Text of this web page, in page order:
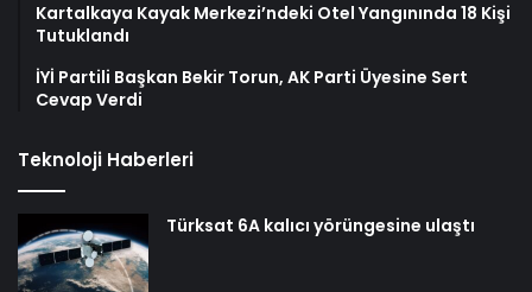
Kartalkaya Kayak Merkezi’ndeki Otel Yangınında 18 Kişi
Tutuklandı
İYİ Partili Başkan Bekir Torun, AK Parti Üyesine Sert
Cevap Verdi
Teknoloji Haberleri
Türksat 6A kalıcı yörüngesine ulaştı